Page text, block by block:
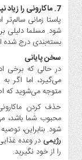
7. ماکارونی را زیاد نپزید
پاستا زمانی
شود. مسلما دلیلی
بسته‌بندی درج
سخن پایانی
در حالی که برخی
می‌گیرد، اما اگر
متوجه می‌شوید که
حذف کردن
محبوب شما باشد،
شود. بنابراین،
رژیمی در وعده
را از خود نگیرید.